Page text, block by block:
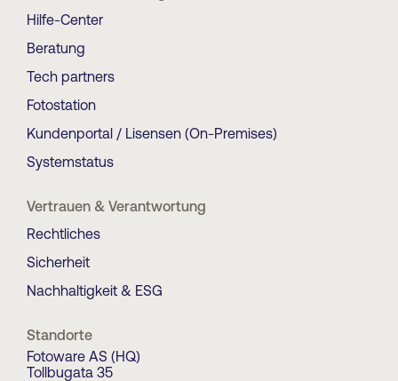
Hilfe-Center
Beratung
Tech partners
Fotostation
Kundenportal / Lisensen (On-Premises)
Systemstatus
Vertrauen & Verantwortung
Rechtliches
Sicherheit
Nachhaltigkeit & ESG
Standorte
Fotoware AS (HQ)
Tollbugata 35